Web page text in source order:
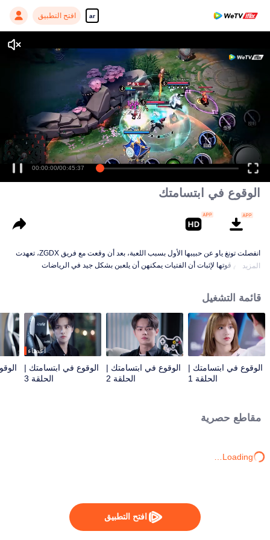
ar افتح التطبيق
افتح التطبيق
00:00:00/00:45:37
الوقوع في ابتسامتك
انفصلت تونغ ياو عن حبيبها الأول بسبب اللعبة، بعد أن وقعت مع فريق ZGDX، تعهدت
باستخدام قوتها لإثبات أن الفتيات يمكنهن أن يلعبن بشكل جيد في الرياضات
سي تشنغ معا ZGDX للفوز بكأس البطولة.
المزيد
قائمة التشغيل
الوقوع في ابتسامتك |
الحلقة 1
الوقوع في ابتسامتك |
الحلقة 2
أعضاء
الوقوع في ابتسامتك |
الحلقة 3
مقاطع حصرية
Loading…